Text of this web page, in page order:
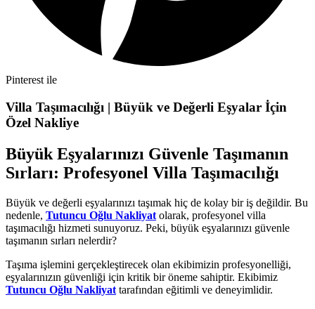
Pinterest ile
Villa Taşımacılığı | Büyük ve Değerli Eşyalar İçin
Özel Nakliye
Büyük Eşyalarınızı Güvenle Taşımanın
Sırları: Profesyonel Villa Taşımacılığı
Büyük ve değerli eşyalarınızı taşımak hiç de kolay bir iş değildir. Bu
nedenle, Tutuncu Oğlu Nakliyat olarak, profesyonel villa
taşımacılığı hizmeti sunuyoruz. Peki, büyük eşyalarınızı güvenle
taşımanın sırları nelerdir?
Taşıma işlemini gerçekleştirecek olan ekibimizin profesyonelliği,
eşyalarınızın güvenliği için kritik bir öneme sahiptir. Ekibimiz
Tutuncu Oğlu Nakliyat tarafından eğitimli ve deneyimlidir.